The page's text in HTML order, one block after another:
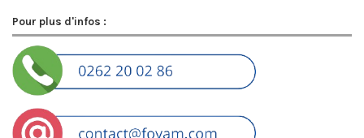
Pour plus d'infos :